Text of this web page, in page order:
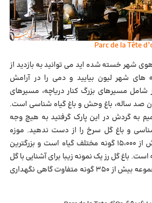
شهر خسته شده اید می توانید به بازدید از
های شهر لیون بیایید و دمی را در آرامش
شامل مسیرهای بزرگ کنار دریاچه، مسیرهای
صد ساله، باغ وحش و باغ گیاه شناسی است.
به گردش در این پارک گرفتید به هیچ وجه
و باغ گل سرخ را از دست ندهید. موزه
گیاهان ، دارای بیش از ۱۵،۰۰۰ گونه مختلف گیاه است و بزرگترین
باغ گل رز یک نمونه زیبا برای آشنایی با گل
ها است در این مجموعه بیش از ۳۵۰ گونه متفاوت گاهی نگهداری